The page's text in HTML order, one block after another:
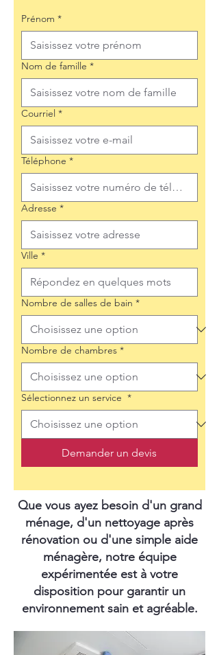
Prénom *
Nom de famille *
Courriel *
Téléphone *
Adresse *
Ville *
Nombre de salles de bain *
Nombre de chambres *
Sélectionnez un service *
Demander un devis
Que vous ayez besoin d'un grand
ménage, d'un nettoyage après
rénovation ou d'une simple aide
ménagère, notre équipe
expérimentée est à votre
disposition pour garantir un
environnement sain et agréable.